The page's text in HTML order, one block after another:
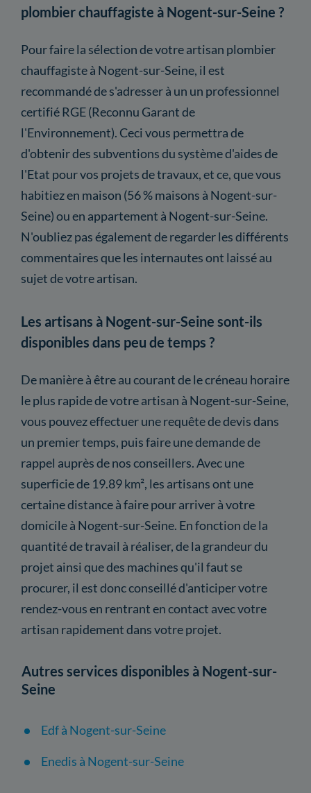
plombier chauffagiste à Nogent-sur-Seine ?
Pour faire la sélection de votre artisan plombier
chauffagiste à Nogent-sur-Seine, il est
recommandé de s'adresser à un un professionnel
certifié RGE (Reconnu Garant de
l'Environnement). Ceci vous permettra de
d'obtenir des subventions du système d'aides de
l'Etat pour vos projets de travaux, et ce, que vous
habitiez en maison (56 % maisons à Nogent-sur-
Seine) ou en appartement à Nogent-sur-Seine.
N'oubliez pas également de regarder les différents
commentaires que les internautes ont laissé au
sujet de votre artisan.
Les artisans à Nogent-sur-Seine sont-ils
disponibles dans peu de temps ?
De manière à être au courant de le créneau horaire
le plus rapide de votre artisan à Nogent-sur-Seine,
vous pouvez effectuer une requête de devis dans
un premier temps, puis faire une demande de
rappel auprès de nos conseillers. Avec une
superficie de 19.89 km², les artisans ont une
certaine distance à faire pour arriver à votre
domicile à Nogent-sur-Seine. En fonction de la
quantité de travail à réaliser, de la grandeur du
projet ainsi que des machines qu'il faut se
procurer, il est donc conseillé d'anticiper votre
rendez-vous en rentrant en contact avec votre
artisan rapidement dans votre projet.
Autres services disponibles à Nogent-sur-
Seine
Edf à Nogent-sur-Seine
Enedis à Nogent-sur-Seine